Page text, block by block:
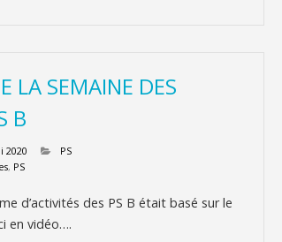
LA SEMAINE DES
B
2020
PS
, PS
d’activités des PS B était basé sur le
en vidéo….